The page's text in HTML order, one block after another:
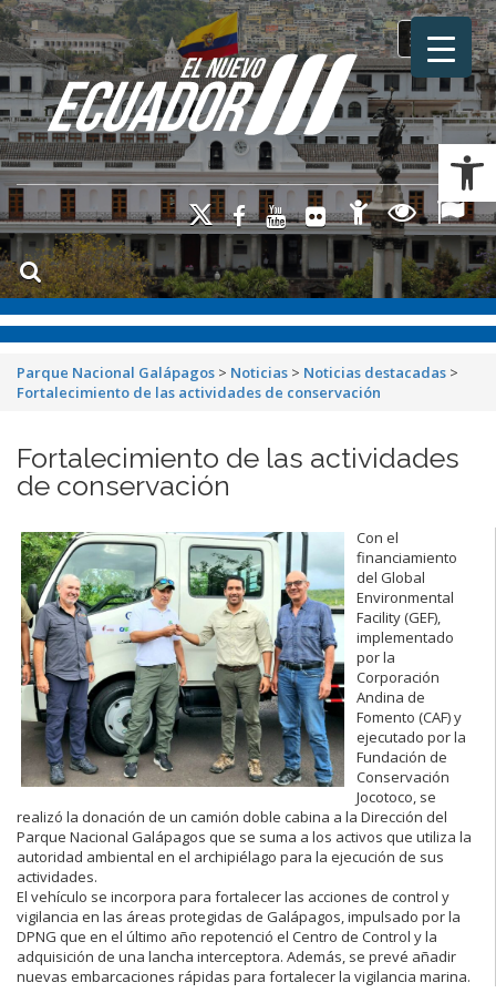
Toggle
Parque Nacional Galápagos > Noticias > Noticias destacadas >
Fortalecimiento de las actividades de conservación
Fortalecimiento de las actividades
de conservación
Con el
financiamiento
del Global
Environmental
Facility (GEF),
implementado
por la
Corporación
Andina de
Fomento (CAF) y
ejecutado por la
Fundación de
Conservación
Jocotoco, se
realizó la donación de un camión doble cabina a la Dirección del
Parque Nacional Galápagos que se suma a los activos que utiliza la
autoridad ambiental en el archipiélago para la ejecución de sus
actividades.
El vehículo se incorpora para fortalecer las acciones de control y
vigilancia en las áreas protegidas de Galápagos, impulsado por la
DPNG que en el último año repotenció el Centro de Control y la
adquisición de una lancha interceptora. Además, se prevé añadir
nuevas embarcaciones rápidas para fortalecer la vigilancia marina.